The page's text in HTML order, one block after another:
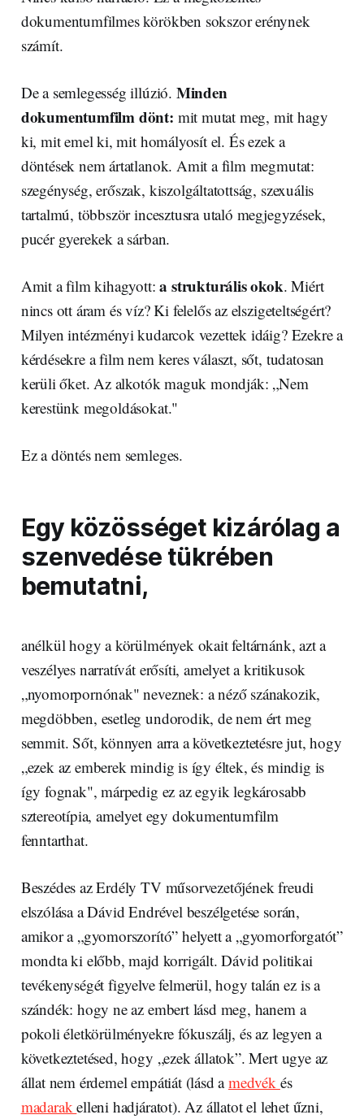
dokumentumfilmes körökben sokszor erénynek
számít.
De a semlegesség illúzió. Minden
dokumentumfilm dönt: mit mutat meg, mit hagy
ki, mit emel ki, mit homályosít el. És ezek a
döntések nem ártatlanok. Amit a film megmutat:
szegénység, erőszak, kiszolgáltatottság, szexuális
tartalmú, többször incesztusra utaló megjegyzések,
pucér gyerekek a sárban.
Amit a film kihagyott:a strukturális okok. Miért
nincs ott áram és víz? Ki felelős az elszigeteltségért?
Milyen intézményi kudarcok vezettek idáig? Ezekre a
kérdésekre a film nem keres választ, sőt, tudatosan
kerüli őket. Az alkotók maguk mondják: „Nem
kerestünk megoldásokat."
Ez a döntés nem semleges.
Egy közösséget kizárólag a
szenvedése tükrében
bemutatni,
anélkül hogy a körülmények okait feltárnánk, azt a
veszélyes narratívát erősíti, amelyet a kritikusok
„nyomorpornónak" neveznek: a néző szánakozik,
megdöbben, esetleg undorodik, de nem ért meg
semmit. Sőt, könnyen arra a következtetésre jut, hogy
„ezek az emberek mindig is így éltek, és mindig is
így fognak", márpedig ez az egyik legkárosabb
sztereotípia, amelyet egy dokumentumfilm
fenntarthat.
Beszédes az Erdély TV műsorvezetőjének freudi
elszólása a Dávid Endrével beszélgetése során,
amikor a „gyomorszorító” helyett a „gyomorforgatót”
mondta ki előbb, majd korrigált. Dávid politikai
tevékenységét figyelve felmerül, hogy talán ez is a
szándék: hogy ne az embert lásd meg, hanem a
pokoli életkörülményekre fókuszálj, és az legyen a
következtetésed, hogy „ezek állatok”. Mert ugye az
állat nem érdemel empátiát (lásd amedvék és
madarakelleni hadjáratot). Az állatot el lehet űzni,